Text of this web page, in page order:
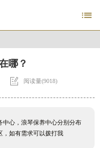

哪？
 阅读量(9018)
中心，浪琴保养中心分别分布
，如有需求可以拨打我